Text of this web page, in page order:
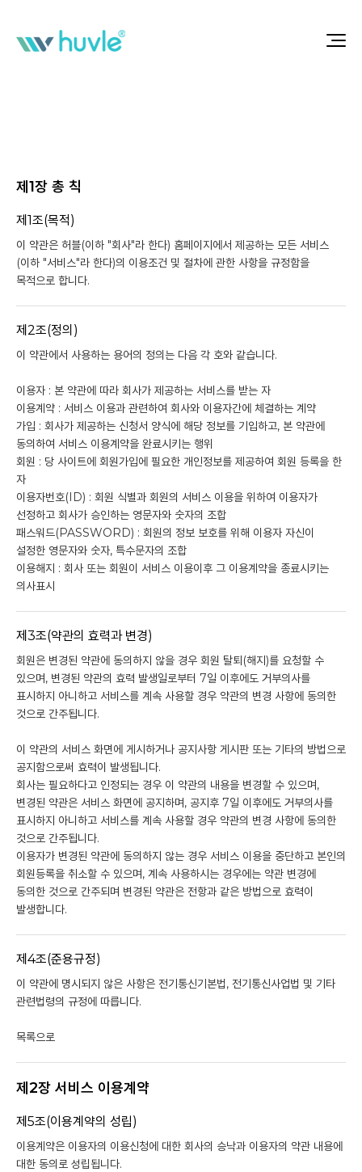
제1장 총 칙
제1조(목적)
이 약관은 허블(이하 "회사"라 한다) 홈페이지에서 제공하는 모든 서비스
(이하 "서비스"라 한다)의 이용조건 및 절차에 관한 사항을 규정함을
목적으로 합니다.
제2조(정의)
이 약관에서 사용하는 용어의 정의는 다음 각 호와 같습니다.
이용자 : 본 약관에 따라 회사가 제공하는 서비스를 받는 자
이용계약 : 서비스 이용과 관련하여 회사와 이용자간에 체결하는 계약
가입 : 회사가 제공하는 신청서 양식에 해당 정보를 기입하고, 본 약관에
동의하여 서비스 이용계약을 완료시키는 행위
회원 : 당 사이트에 회원가입에 필요한 개인정보를 제공하여 회원 등록을 한
자
이용자번호(ID) : 회원 식별과 회원의 서비스 이용을 위하여 이용자가
선정하고 회사가 승인하는 영문자와 숫자의 조합
패스워드(PASSWORD) : 회원의 정보 보호를 위해 이용자 자신이
설정한 영문자와 숫자, 특수문자의 조합
이용해지 : 회사 또는 회원이 서비스 이용이후 그 이용계약을 종료시키는
의사표시
제3조(약관의 효력과 변경)
회원은 변경된 약관에 동의하지 않을 경우 회원 탈퇴(해지)를 요청할 수
있으며, 변경된 약관의 효력 발생일로부터 7일 이후에도 거부의사를
표시하지 아니하고 서비스를 계속 사용할 경우 약관의 변경 사항에 동의한
것으로 간주됩니다.
이 약관의 서비스 화면에 게시하거나 공지사항 게시판 또는 기타의 방법으로
공지함으로써 효력이 발생됩니다.
회사는 필요하다고 인정되는 경우 이 약관의 내용을 변경할 수 있으며,
변경된 약관은 서비스 화면에 공지하며, 공지후 7일 이후에도 거부의사를
표시하지 아니하고 서비스를 계속 사용할 경우 약관의 변경 사항에 동의한
것으로 간주됩니다.
이용자가 변경된 약관에 동의하지 않는 경우 서비스 이용을 중단하고 본인의
회원등록을 취소할 수 있으며, 계속 사용하시는 경우에는 약관 변경에
동의한 것으로 간주되며 변경된 약관은 전항과 같은 방법으로 효력이
발생합니다.
제4조(준용규정)
이 약관에 명시되지 않은 사항은 전기통신기본법, 전기통신사업법 및 기타
관련법령의 규정에 따릅니다.
목록으로
제2장 서비스 이용계약
제5조(이용계약의 성립)
이용계약은 이용자의 이용신청에 대한 회사의 승낙과 이용자의 약관 내용에
대한 동의로 성립됩니다.